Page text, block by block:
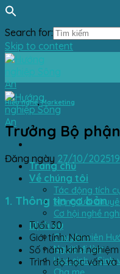
Search for:
Skip to content
Trang chủ
Về chúng tôi
Tác động tích
Mạng lưới
Cơ hội nghề
Dịch vụ
Chuyên viên
Người đi làm
Học sinh – Sinh
Hiểu nghề,Marketing
Trưởng Bộ
Đăng ngày 27/10/2025
1. Thông tin cơ bản
Tuổi: 30
Giới tính: Nam
Số năm kinh
Trình độ học vấn